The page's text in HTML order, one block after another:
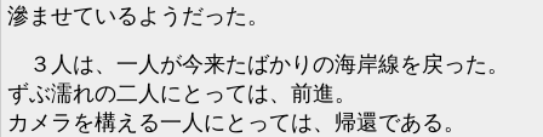
滲ませているようだった。
３人は、一人が今来たばかりの海岸線を戻った。
ずぶ濡れの二人にとっては、前進。
カメラを構える一人にとっては、帰還である。